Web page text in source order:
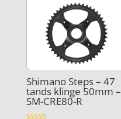
Shimano Steps – 47
tands klinge 50mm –
SM-CRE80-R